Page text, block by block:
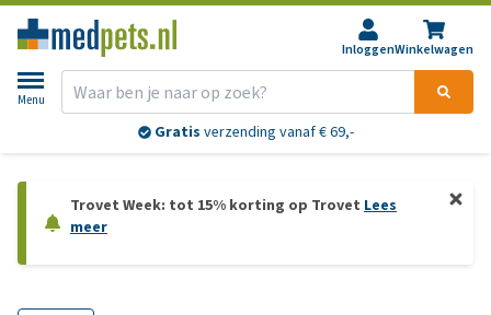
InloggenWinkelwagen
Menu
Gratis verzending vanaf € 69,-
Trovet Week: tot 15% korting op Trovet Lees
meer